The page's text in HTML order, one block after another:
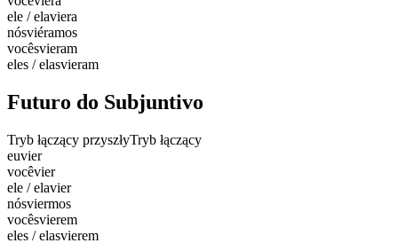
ele / elaviera
nósviéramos
vocêsvieram
eles / elasvieram
Futuro do Subjuntivo
Tryb łączący przyszłyTryb łączący
euvier
vocêvier
ele / elavier
nósviermos
vocêsvierem
eles / elasvierem